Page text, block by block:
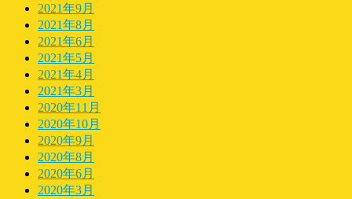
2021年9月
2021年8月
2021年6月
2021年5月
2021年4月
2021年3月
2020年11月
2020年10月
2020年9月
2020年8月
2020年6月
2020年3月